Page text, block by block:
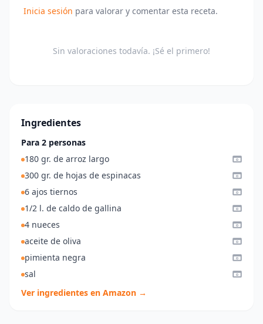
Inicia sesión para valorar y comentar esta receta.
Sin valoraciones todavía. ¡Sé el primero!
Ingredientes
Para 2 personas
180 gr. de arroz largo
300 gr. de hojas de espinacas
6 ajos tiernos
1/2 l. de caldo de gallina
4 nueces
aceite de oliva
pimienta negra
sal
Ver ingredientes en Amazon →